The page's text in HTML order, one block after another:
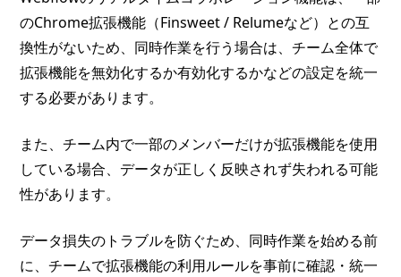
のChrome拡張機能（Finsweet / Relumeなど）との互
換性がないため、同時作業を行う場合は、チーム全体で
拡張機能を無効化するか有効化するかなどの設定を統一
する必要があります。
また、チーム内で一部のメンバーだけが拡張機能を使用
している場合、データが正しく反映されず失われる可能
性があります。
データ損失のトラブルを防ぐため、同時作業を始める前
に、チームで拡張機能の利用ルールを事前に確認・統一